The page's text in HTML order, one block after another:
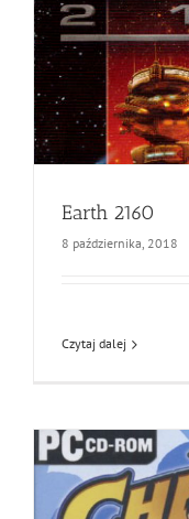
Earth 2160
8 października, 2018
Czytaj dalej